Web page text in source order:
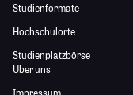
Studienformate
Hochschulorte
Studienplatzbörse
Über uns